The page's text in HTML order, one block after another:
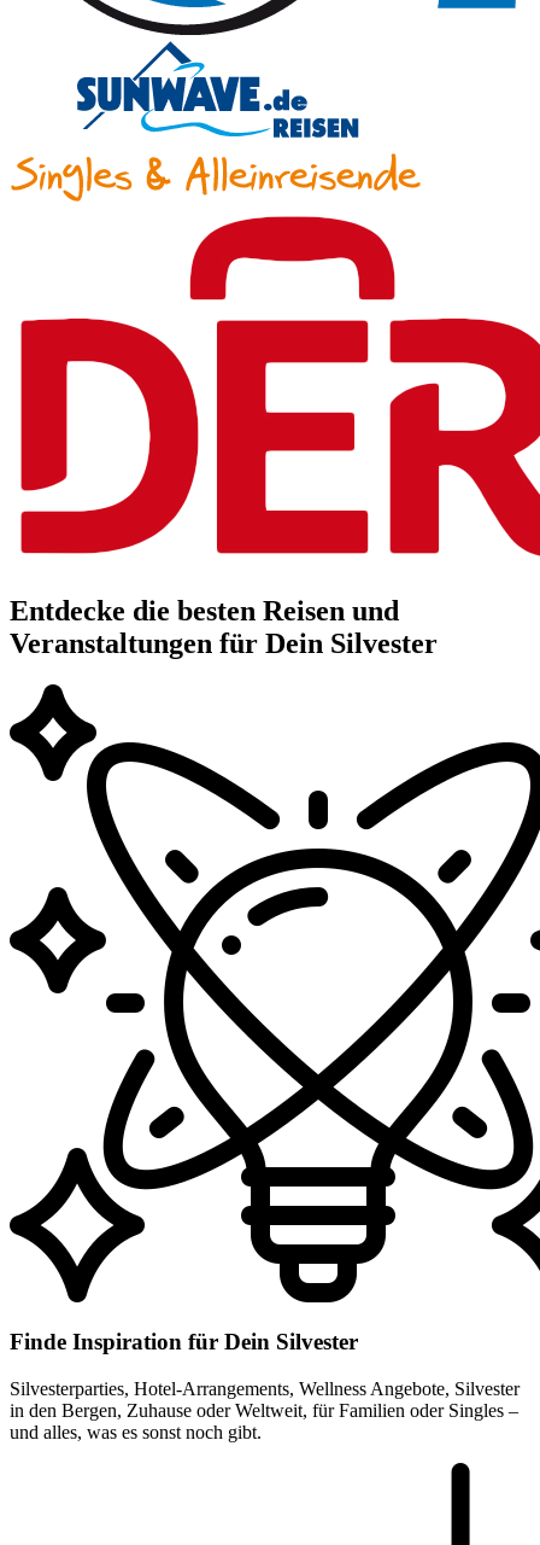
Entdecke die besten Reisen und
Veranstaltungen für Dein Silvester
Finde Inspiration für Dein Silvester
Silvesterparties, Hotel-Arrangements, Wellness Angebote, Silvester
in den Bergen, Zuhause oder Weltweit, für Familien oder Singles –
und alles, was es sonst noch gibt.